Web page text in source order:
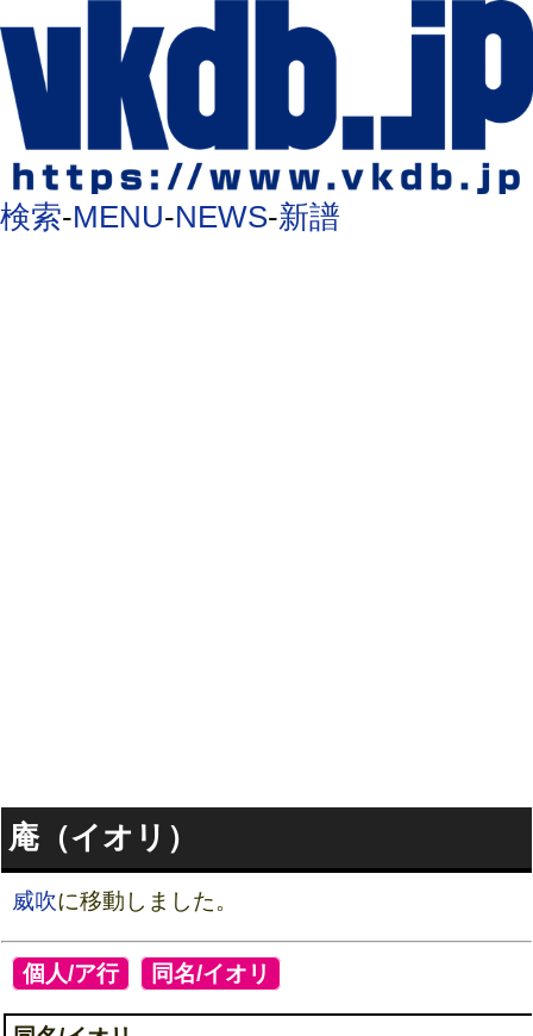
検索-MENU-NEWS-新譜
庵（イオリ）
威吹に移動しました。
[個人/ア行] 同名/イオリ